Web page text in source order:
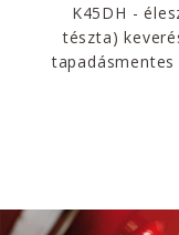
K45DH -
tészta)